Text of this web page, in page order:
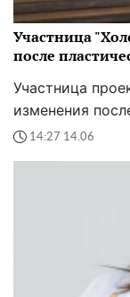
Участница
после
Участница
изменения
14:27 14.06